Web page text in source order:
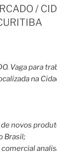
/
Vaga para
na
novos
Brasil;